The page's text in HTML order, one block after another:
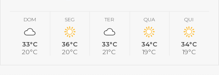
DOM
33°C
20°C
SEG
36°C
20°C
TER
33°C
21°C
QUA
34°C
19°C
QUI
34°C
19°C